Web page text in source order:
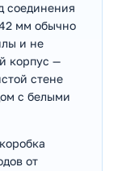
соединения
мм обычно
и не
корпус —
стене
с белыми
коробка
от